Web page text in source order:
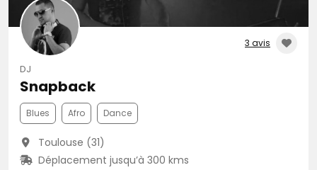
3 avis
DJ
Snapback
Blues Afro Dance
Toulouse (31)
Déplacement jusqu’à 300 kms